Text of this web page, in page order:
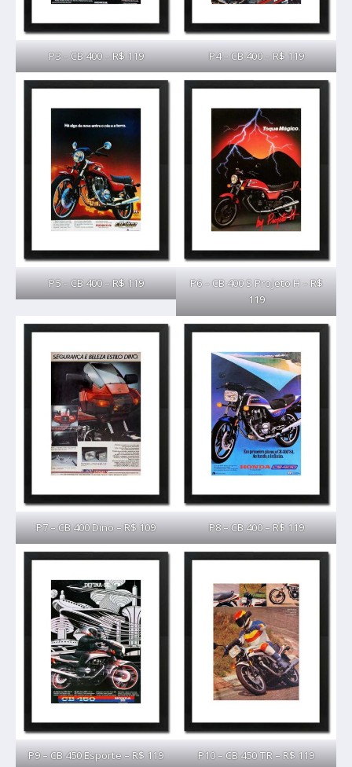
P3 – CB 400 – R$ 119 P4 – CB 400 – R$ 119
P5 – CB 400 – R$ 119
P6 – CB 400 S Projeto H – R$
119
P7 – CB 400 Dino – R$ 109 P8 – CB 400 – R$ 119
P9 – CB 450 Esporte – R$ 119 P10 – CB 450 TR – R$ 119